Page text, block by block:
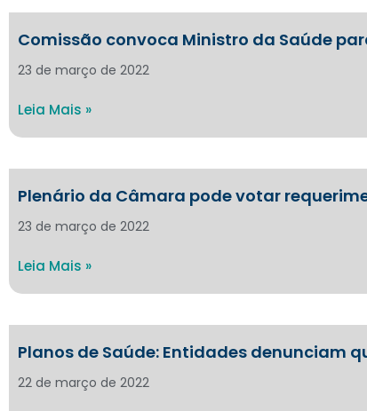
Comissão convoca Ministro da Saúde
23 de março de 2022
Leia Mais »
Plenário da Câmara pode votar
23 de março de 2022
Leia Mais »
Planos de Saúde: Entidades denunciam
22 de março de 2022